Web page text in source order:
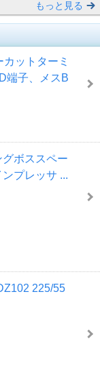
もっと見る
ットターミ
端子、メスB
ボススペー
プレッサ ...
225/55